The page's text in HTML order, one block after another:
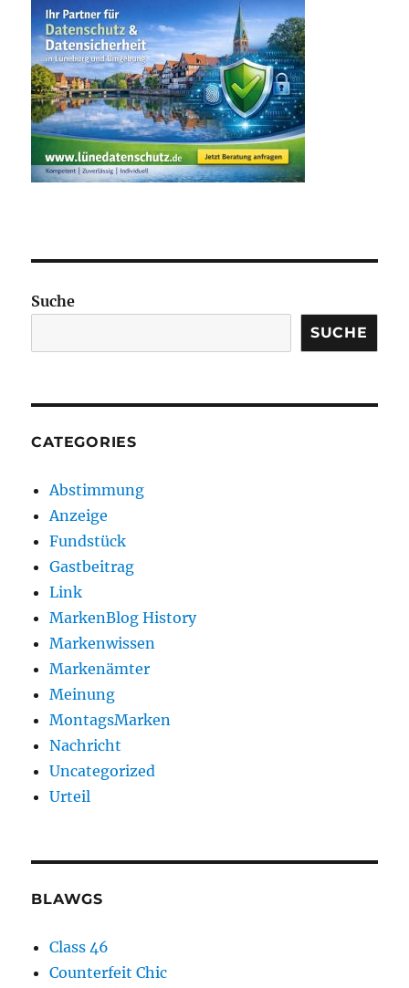
Suche
SUCHE
CATEGORIES
Abstimmung
Anzeige
Fundstück
Gastbeitrag
Link
MarkenBlog History
Markenwissen
Markenämter
Meinung
MontagsMarken
Nachricht
Uncategorized
Urteil
BLAWGS
Class 46
Counterfeit Chic